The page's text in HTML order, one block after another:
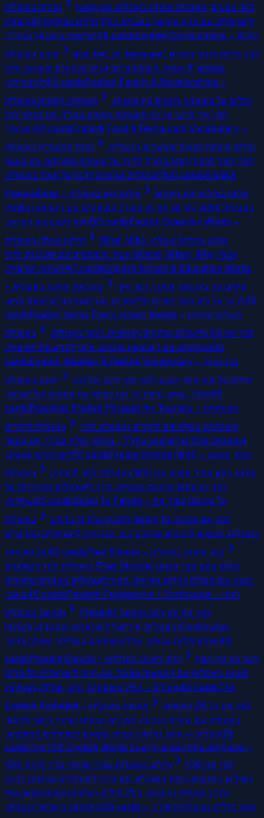
וצורות באנגלית
למד צבעים, מספרים וצורות באנגלית. סט מעשי
לישראלים עם הגיה והקשר בעברית. כולל מילים בסיסיות לתקשורת
יומיומית בישראל ובחו"ל.45 cardsEnglish Conjunctions – מילות
חיבור באנגלית
למד מילות חיבור חיוניות (and, but, or, because,
if, unless וועוד). משפטים מורכבים שמראים שימוש. חיוני
לגרמטיקה.40 cardsEnglish Family & Relationships –
משפחה ויחסים באנגלית
מילים על משפחה ויחסים בין אנשים.
למד איך לדבר על בני משפחה ויחסים בחו"ל. סט בסיסי לכל
ישראלי.46 cardsEnglish Food & Restaurant Vocabulary –
אוכל ומסעדות באנגלית
מילים חיוניות לאוכל ומסעדות באנגלית.
למד כיצד להזמין מנות בחו"ל, לדבר על טעמים וממרחות. סט מעשי
לישראלים שרוצים לדבר על אוכל באנגלית.50 cardsEnglish
Prepositions – מילות יחס באנגלית
שלוט במילות יחס חיוניות
באנגלית (in, on, at, by, with וועוד). משפטים עם דוגמאות וhints.
חיוני לשקיעות דקדוק.50 cardsEnglish Question Words –
מילות שאלה באנגלית
שלוט במילות שאלה: What, Who,
Where, When, Why, How וועוד. משפטים עם תשובות. חיוני
לשיחה יומיומית.40 cardsEnglish School & Education Words
– בית ספר וחינוך באנגלית
מילים על בית ספר וחינוך. למד איך
לדבר על בית ספר, מורים וללימודים. סט לשתי הורים וסטודנטים.46
cardsEnglish Verbs Every Israeli Needs – פעלים חיוניים
באנגלית
למד את 50 הפעלים החיוניים הנפוצים ביותר באנגלית.
משפטים עם דוגמאות שימוש. חיוני לתקשורת יומיומית.50
cardsEnglish Weather & Nature Vocabulary – מזג אוויר
וטבע באנגלית
מילים על מזג אוויר וטבע. למד איך לדבר על מזג
אוויר, עצים, וחיות בר. סט בסיסי עם טעמים של ישראל.46
cardsEssential English Phrases for Tourists – משפטים
באנגלית לתיירים
משפטים בשלמותם לתיירים ונוסעים. למד
משפטים שלמים לשימוש בחו"ל - בטיסה, מלון ובדרך. סט מעשי
לישראלים נוסעים.51 cardsFuture Simple (Will) – עתיד פשוט
באנגלית
שלוט בזמן עתיד פשוט עם Will באנגלית. למד להחזיק
חזוי, הבטחות וחוקים טבעיים. חיוני לישראלים המדברים על
עתידות.40 cardsGoing To Future – עתיד עם Going To
באנגלית
למד את המבנה Going To לתכנון עתידות בקרוב
באנגלית. משמש לתכניות שהוכנו כבר. סט חיוני לישראלים המדברים
על תוכניות.40 cards
Past Simple – עבר פשוט באנגלית
שלוט בזמן עבר פשוט (Past Simple) באנגלית. למד משפטים
בעבר עם פעלים רגילים וחריגים. חיוני לישראלים הספרים סיפורים
בעבר.40 cardsPresent Progressive / Continuous – הווה
ממושך באנגלית
למד את זמן הווה ממושך (Present
Continuous) באנגלית. אידיאלי לישראלים החוקרים פעולות
שמתחוללות עכשיו. כולל משפטים בשלילה, שאלה וחיוב.40
cards
Present Simple – הווה פשוט באנגלית
למד את זמן הווה
פשוט באנגלית עם דוגמאות ותרגול. סט חיוני לישראלים הלומדים
אנגלית – כולל משפטים, חיוב, שלילה ושאלות.40 cardsThe
English Alphabet – אותיות באנגלית
למד את כל 26 האותיות
באנגלית עם ההגייה הנכונה בעברית. הבסיס החיוני ביותר ללימוד
אנגלית — איות, קריאה והגייה. מתאים למתחילים מוחלטים.26
cardsTop 100 English Words Every Israeli Should Know –
100 מילים באנגלית שכל ישראלי צריך להכיר
למד את 100
המילים הנפוצות ביותר באנגלית. סט חיוני לישראלים שרוצים להבין
ולדבר אנגלית בביטחון. כולל מילים בסיסיות שמשמשות בחיי
היומיום בישראל ובעולם.100 cardsאוצר מילים באנגלית כיתה ד —